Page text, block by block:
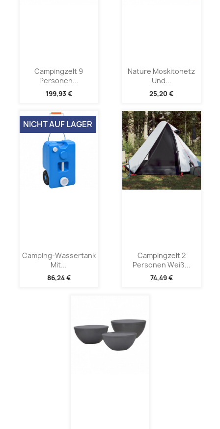
Campingzelt 9
Personen...
199,93 €
Nature Moskitonetz
Und...
25,20 €
Camping-Wassertank
Mit...
86,24 €
NICHT AUF LAGER
Campingzelt 2
Personen Weiß...
74,49 €